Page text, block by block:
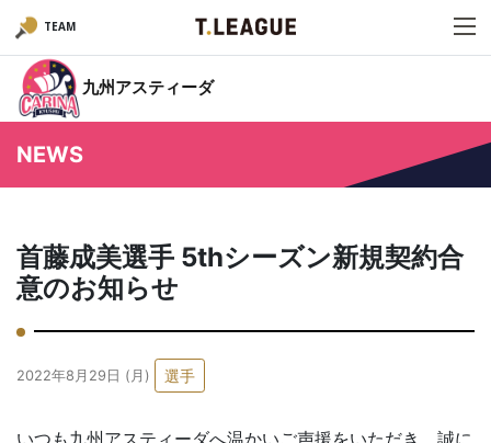
TEAM
九州アスティーダ
NEWS
首藤成美選手 5thシーズン新規契約合
意のお知らせ
2022年8月29日 (月) 選手
いつも九州アスティーダへ温かいご声援をいただき、誠に